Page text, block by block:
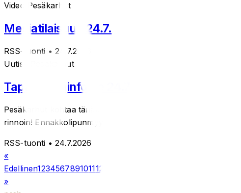
Videot
Pesäkarhut
Mediatilaisuus 24.7.
RSS-tuonti • 24.7.2026
Uutiset
Pesäkarhut
Tapahtumainfo pe 24.7.
Pesäkarhut kohtaa tänään ensi kertaa Kirittäret Huikoo
rinnoin! Ennakkolipunmyyn...
RSS-tuonti • 24.7.2026
«
Edellinen123456789101112
»